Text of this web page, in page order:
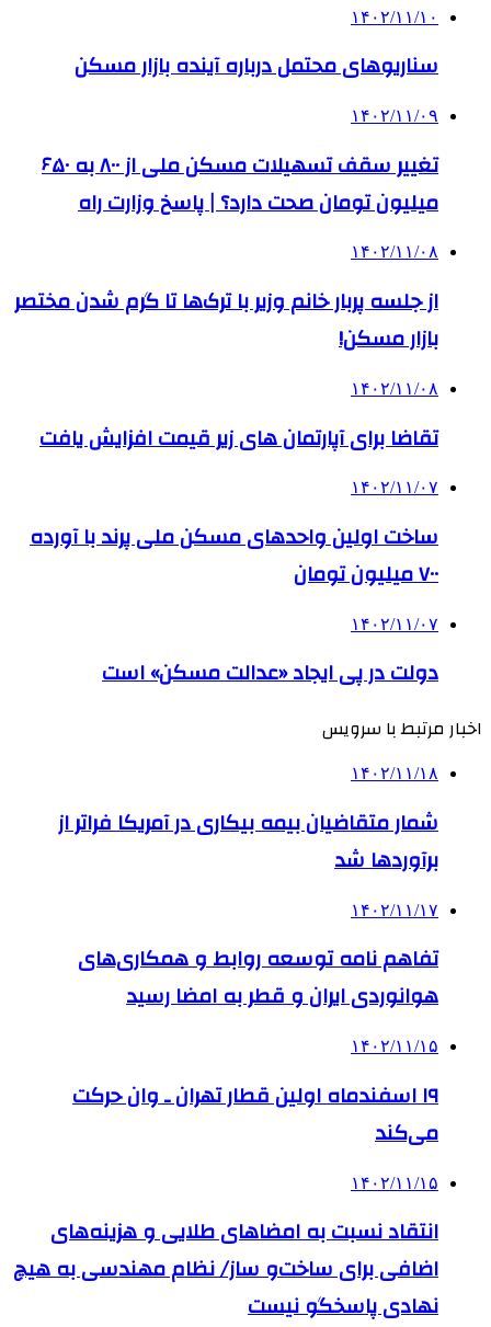
۱۴۰۲/۱۱/۱۰
سناریوهای محتمل درباره آینده بازار مسکن
۱۴۰۲/۱۱/۰۹
تغییر سقف تسهیلات مسکن ملی از ۸۰۰ به ۶۵۰
میلیون تومان صحت دارد؟ | پاسخ وزارت راه
۱۴۰۲/۱۱/۰۸
از جلسه پربار خانم وزیر با ترک‌ها تا گرم‌ شدن مختصر
بازار مسکن!
۱۴۰۲/۱۱/۰۸
تقاضا برای آپارتمان های زیر قیمت افزایش یافت
۱۴۰۲/۱۱/۰۷
ساخت اولین واحدهای مسکن ملی پرند با آورده
۷۰۰ میلیون تومان
۱۴۰۲/۱۱/۰۷
دولت در پی ایجاد «عدالت مسکن» است
اخبار مرتبط با سرویس
۱۴۰۲/۱۱/۱۸
شمار متقاضیان بیمه بیکاری در آمریکا فراتر از
برآوردها شد
۱۴۰۲/۱۱/۱۷
تفاهم نامه توسعه روابط و همکاری‌های
هوانوردی ایران و قطر به امضا رسید
۱۴۰۲/۱۱/۱۵
۱۹ اسفندماه اولین قطار تهران ـ وان حرکت
می‌کند
۱۴۰۲/۱۱/۱۵
انتقاد نسبت به امضاهای طلایی و هزینه‌های
اضافی برای ساخت‌و ساز/ نظام مهندسی به هیچ
نهادی پاسخگو نیست